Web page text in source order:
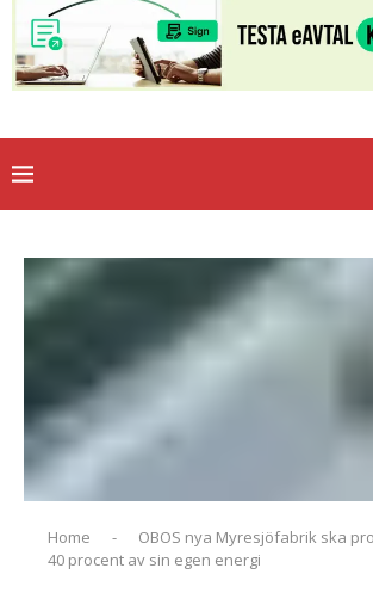
Home -
OBOS nya Myresjöfabrik ska
40 procent av sin egen energi